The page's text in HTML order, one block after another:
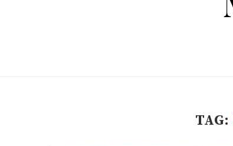
TAG: